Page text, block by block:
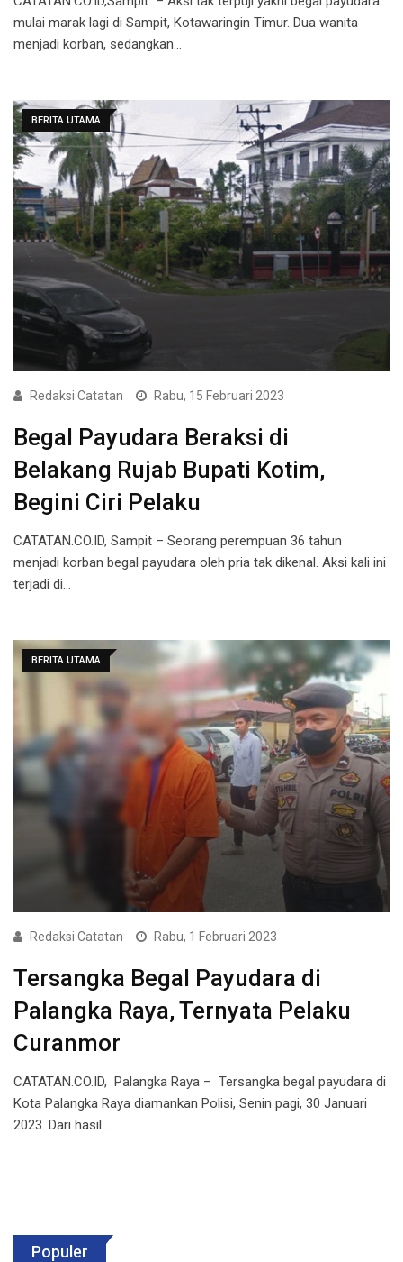
mulai marak lagi di Sampit, Kotawaringin Timur. Dua wanita
menjadi korban, sedangkan…
BERITA UTAMA
Redaksi Catatan Rabu, 15 Februari 2023
Begal Payudara Beraksi di
Belakang Rujab Bupati Kotim,
Begini Ciri Pelaku
CATATAN.CO.ID, Sampit – Seorang perempuan 36 tahun
menjadi korban begal payudara oleh pria tak dikenal. Aksi kali ini
terjadi di…
BERITA UTAMA
Redaksi Catatan Rabu, 1 Februari 2023
Tersangka Begal Payudara di
Palangka Raya, Ternyata Pelaku
Curanmor
CATATAN.CO.ID, Palangka Raya – Tersangka begal payudara di
Kota Palangka Raya diamankan Polisi, Senin pagi, 30 Januari
2023. Dari hasil…
Populer